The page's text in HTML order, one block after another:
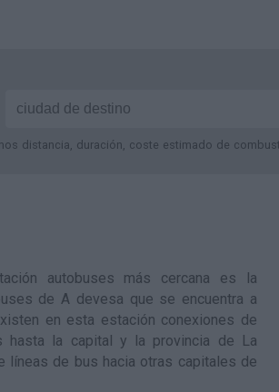
distancia, duración, coste estimado de
autobuses más cercana es la
de A devesa que se encuentra a
en esta estación conexiones de
hasta la capital y la provincia de La
líneas de bus hacia otras capitales de